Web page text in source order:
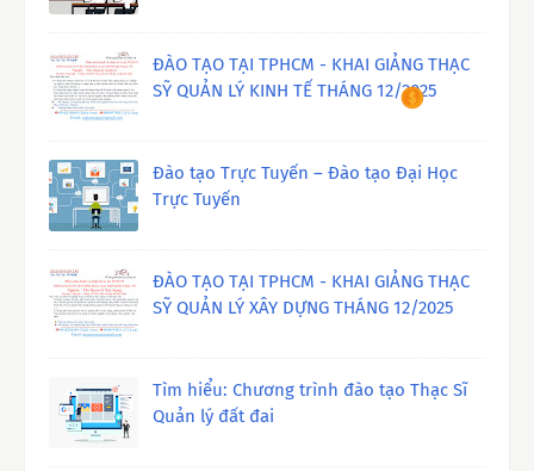
ĐÀO TẠO TẠI TPHCM - KHAI GIẢNG THẠC
SỸ QUẢN LÝ KINH TẾ THÁNG 12/2025
Đào tạo Trực Tuyến – Đào tạo Đại Học
Trực Tuyến
ĐÀO TẠO TẠI TPHCM - KHAI GIẢNG THẠC
SỸ QUẢN LÝ XÂY DỰNG THÁNG 12/2025
Tìm hiểu: Chương trình đào tạo Thạc Sĩ
Quản lý đất đai